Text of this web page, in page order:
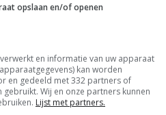
opslaan en/of openen
en informatie van uw apparaat
kan worden
en gedeeld met 332 partners of
Wij en onze partners kunnen
Lijst met partners.